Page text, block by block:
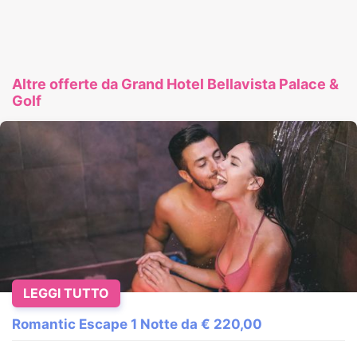
Altre offerte da Grand Hotel Bellavista Palace &
Golf
Romantic Escape 1 Notte da € 220,00
LEGGI TUTTO